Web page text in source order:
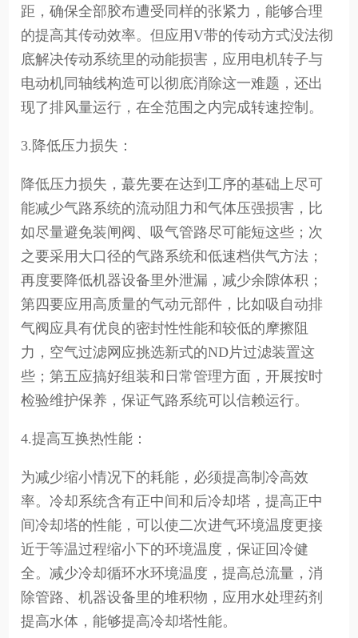
距，确保全部胶布遭受同样的张紧力，能够合理
的提高其传动效率。但应用V带的传动方式没法彻
底解决传动系统里的动能损害，应用电机转子与
电动机同轴线构造可以彻底消除这一难题，还出
现了排风量运行，在全范围之内完成转速控制。
3.降低压力损失：
降低压力损失，蕞先要在达到工序的基础上尽可
能减少气路系统的流动阻力和气体压强损害，比
如尽量避免装闸阀、吸气管路尽可能短这些；次
之要采用大口径的气路系统和低速档供气方法；
再度要降低机器设备里外泄漏，减少余隙体积；
第四要应用高质量的气动元部件，比如吸自动排
气阀应具有优良的密封性性能和较低的摩擦阻
力，空气过滤网应挑选新式的ND片过滤装置这
些；第五应搞好组装和日常管理方面，开展按时
检验维护保养，保证气路系统可以信赖运行。
4.提高互换热性能：
为减少缩小情况下的耗能，必须提高制冷高效
率。冷却系统含有正中间和后冷却塔，提高正中
间冷却塔的性能，可以使二次进气环境温度更接
近于等温过程缩小下的环境温度，保证回冷健
全。减少冷却循环水环境温度，提高总流量，消
除管路、机器设备里的堆积物，应用水处理药剂
提高水体，能够提高冷却塔性能。